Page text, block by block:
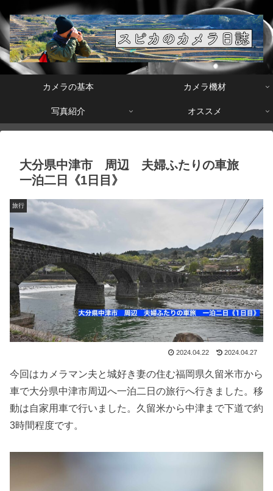
カメラの基本 カメラ機材
写真紹介 オススメ
大分県中津市 周辺 夫婦ふたりの車旅
一泊二日《1日目》
旅行
2024.04.22 2024.04.27
今回はカメラマン夫と城好き妻の住む福岡県久留米市から
車で大分県中津市周辺へ一泊二日の旅行へ行きました。移
動は自家用車で行いました。久留米から中津まで下道で約
3時間程度です。